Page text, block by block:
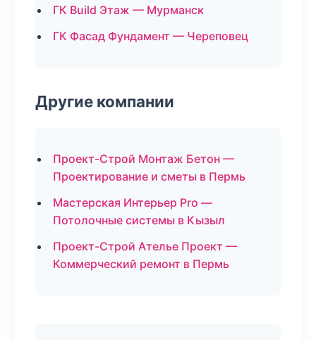
ГК Build Этаж — Мурманск
ГК Фасад Фундамент — Череповец
Другие компании
Проект-Строй Монтаж Бетон —
Проектирование и сметы в Пермь
Мастерская Интерьер Pro —
Потолочные системы в Кызыл
Проект-Строй Ателье Проект —
Коммерческий ремонт в Пермь